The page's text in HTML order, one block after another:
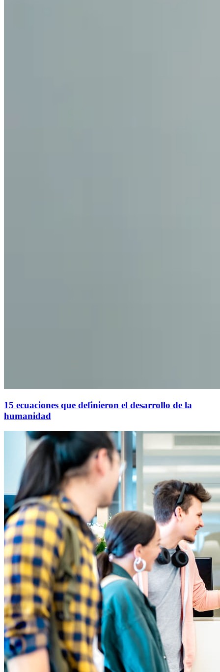
15 ecuaciones que definieron el desarrollo de la
humanidad